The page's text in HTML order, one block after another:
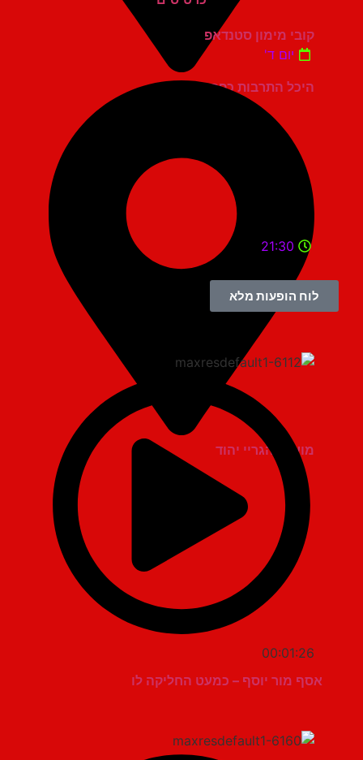
היכל התרבות כפר סבא
קובי מימון סטנדאפ
יום ד'
מועדון הגריי יהוד
21:30
לוח הופעות מלא
00:01:26
אסף מור יוסף – כמעט החליקה לו